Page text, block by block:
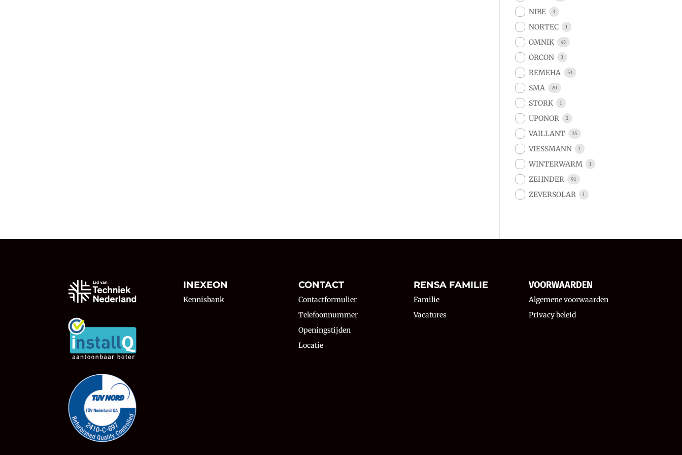
NIBE 3
NORTEC 1
OMNIK 43
ORCON 3
REMEHA 53
SMA 20
STORK 1
UPONOR 2
VAILLANT 25
VIESSMANN 1
WINTERWARM 1
ZEHNDER 91
ZEVERSOLAR 1
INEXEON
Kennisbank
CONTACT
Contactformulier
Telefoonnummer
Openingstijden
Locatie
RENSA FAMILIE
Familie
Vacatures
VOORWAARDEN
Algemene voorwaarden
Privacy beleid